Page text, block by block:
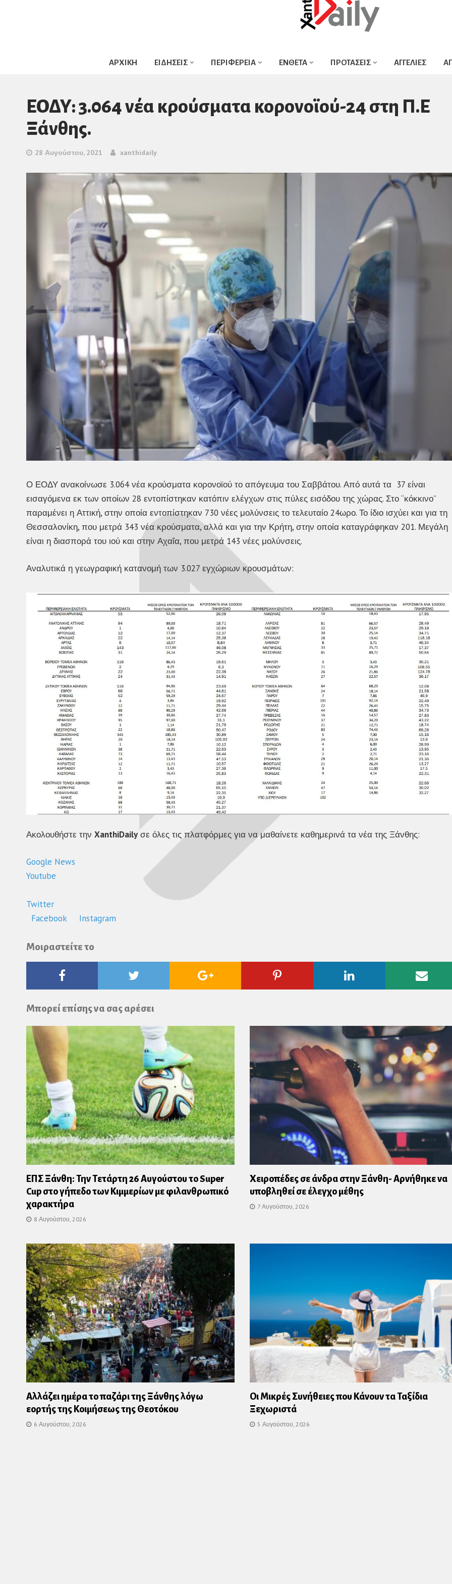
ΑΡΧΙΚΗ ΕΙΔΗΣΕΙΣ ΠΕΡΙΦΕΡΕΙΑ ΕΝΘΕΤΑ ΠΡΟΤΑΣΕΙΣ ΑΓΓΕΛΙΕΣ
ΕΟΔΥ: 3.064 νέα κρούσματα κορονοϊού-24 στη Π.Ε
Ξάνθης.
28 Αυγούστου, 2021 xanthidaily
Ο ΕΟΔΥ ανακοίνωσε 3.064 νέα κρούσματα κορονοϊού το απόγευμα του Σαββάτου. Από αυτά τα 37 είναι
εισαγόμενα εκ των οποίων 28 εντοπίστηκαν κατόπιν ελέγχων στις πύλες εισόδου της χώρας. Στο “κόκκινο”
παραμένει η Αττική, στην οποία εντοπίστηκαν 730 νέες μολύνσεις το τελευταίο 24ωρο. Το ίδιο ισχύει και για τη
Θεσσαλονίκη, που μετρά 343 νέα κρούσματα, αλλά και για την Κρήτη, στην οποία καταγράφηκαν 201. Μεγάλη
είναι η διασπορά του ιού και στην Αχαΐα, που μετρά 143 νέες μολύνσεις.
Αναλυτικά η γεωγραφική κατανομή των 3.027 εγχώριων κρουσμάτων:
Ακολουθήστε την XanthiDaily σε όλες τις πλατφόρμες για να μαθαίνετε καθημερινά τα νέα της Ξάνθης:
Google News
Youtube
Twitter
Facebook
Instagram
Μοιραστείτε το
Twitter
Google
Pinterest Linkedin
Μπορεί επίσης να σας αρέσει
ΕΠΣ Ξάνθη: Την Τετάρτη 26 Αυγούστου το Super
Cup στο γήπεδο των Κιμμερίων με φιλανθρωπικό
χαρακτήρα
8 Αυγούστου, 2026
Χειροπέδες σε άνδρα στην Ξάνθη- Αρνήθηκε να
υποβληθεί σε έλεγχο μέθης
7 Αυγούστου, 2026
Αλλάζει ημέρα το παζάρι της Ξάνθης λόγω
εορτής της Κοιμήσεως της Θεοτόκου
6 Αυγούστου, 2026
Οι Μικρές Συνήθειες που Κάνουν τα Ταξίδια
Ξεχωριστά
5 Αυγούστου, 2026